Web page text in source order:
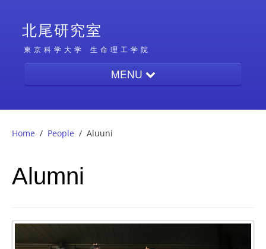
北尾研究室
東京科学大学 生命理工学院
MENU
Home
Home / People / Aluuni
Alumni